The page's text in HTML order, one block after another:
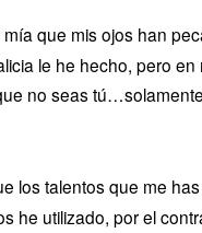
que mis ojos han
le he hecho, pero
no seas
los talentos que me
he utilizado, por el